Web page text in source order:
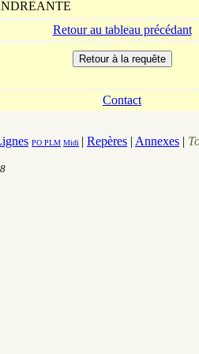
Retour au tableau précédant
Contact
PO PLM Midi | Repères | Annexes |